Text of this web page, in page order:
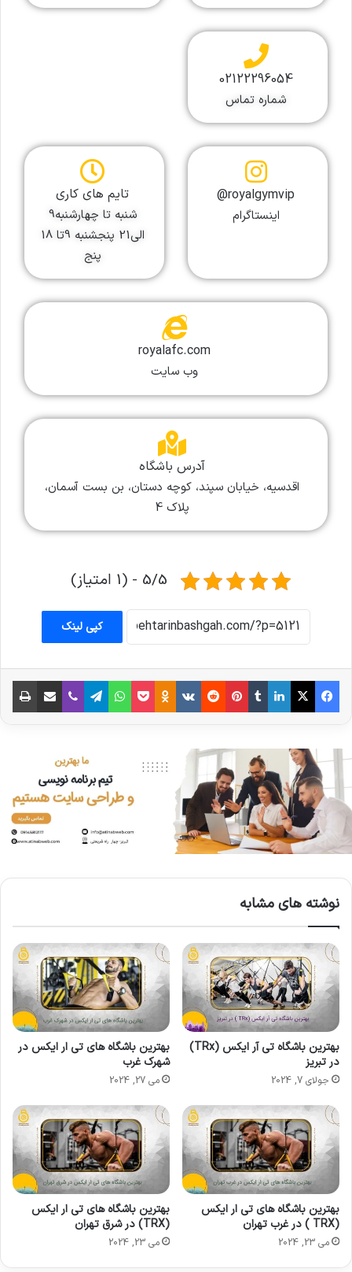
02122296054
شماره تماس
royalgymvip@
اینستاگرام
تایم های کاری
شنبه تا چهارشنبه9
الی21 پنجشنبه 9تا 18
پنج
royalafc.com
وب سایت
آدرس باشگاه
اقدسیه، خیابان سپند، کوچه دستان، بن بست آسمان،
پلاک 4
5/5 - (1 امتیاز)
کپی لینک
نوشته های مشابه
بهترین باشگاه تی آر ایکس (TRx)
در تبریز
جولای 7, 2024
بهترین باشگاه های تی ار ایکس در
شهرک غرب
می 27, 2024
بهترین باشگاه های تی ار ایکس
(TRX ) در غرب تهران
می 23, 2024
بهترین باشگاه های تی ار ایکس
(TRX) در شرق تهران
می 23, 2024